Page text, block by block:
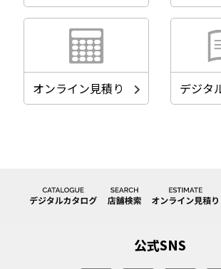
オンライン見積り デジタ
公式SNS